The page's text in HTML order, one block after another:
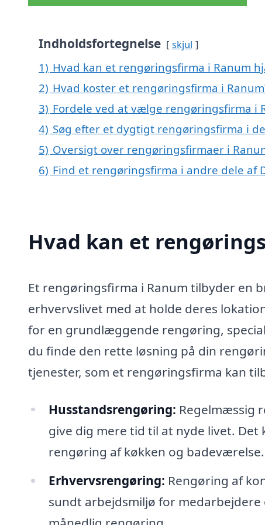
Indholdsfortegnelse skjul
1) Hvad kan et rengøringsfirma i Ranum
2) Hvad koster et rengøringsfirma i
3) Fordele ved at vælge rengøringsfirma i
4) Søg efter et dygtigt rengøringsfirma i
5) Oversigt over rengøringsfirmaer i
6) Find et rengøringsfirma i andre dele af
Hvad kan et
Et rengøringsfirma i Ranum tilbyder en
erhvervslivet med at holde deres
for en grundlæggende rengøring,
du finde den rette løsning på din
tjenester, som et rengøringsfirma kan
Husstandsrengøring: Regelmæssig
give dig mere tid til at nyde livet.
rengøring af køkken og badeværelse.
Erhvervsrengøring: Rengøring af
sundt arbejdsmiljø for